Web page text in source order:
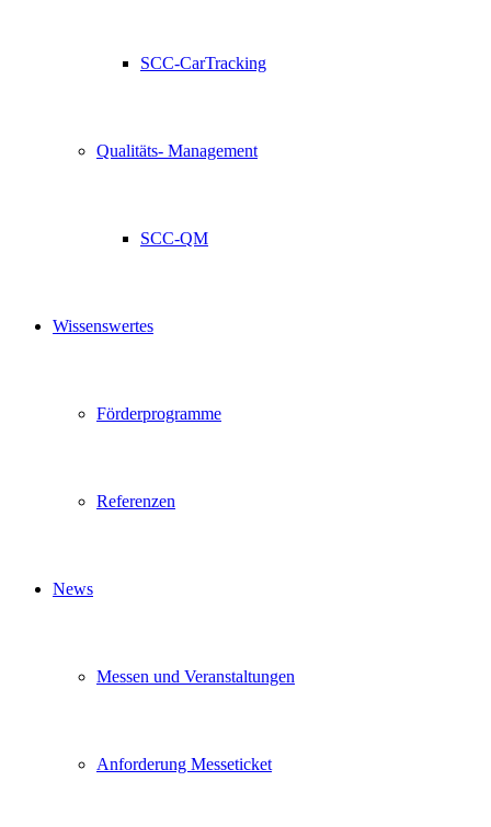
SCC-CarTracking
Qualitäts- Management
SCC-QM
Wissenswertes
Förderprogramme
Referenzen
News
Messen und Veranstaltungen
Anforderung Messeticket